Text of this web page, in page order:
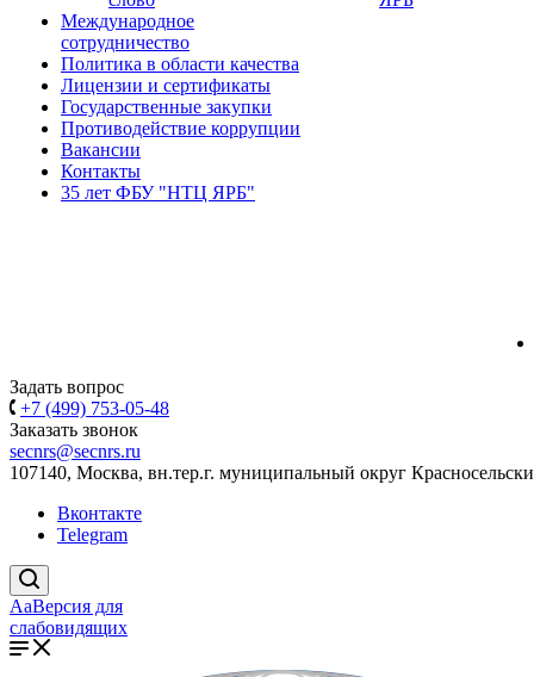
Международное
сотрудничество
Политика в области качества
Лицензии и сертификаты
Государственные закупки
Противодействие коррупции
Вакансии
Контакты
35 лет ФБУ "НТЦ ЯРБ"
Задать вопрос
+7 (499) 753-05-48
Заказать звонок
secnrs@secnrs.ru
107140, Москва, вн.тер.г. муниципальный округ
Вконтакте
Telegram
AaВерсия для
слабовидящих